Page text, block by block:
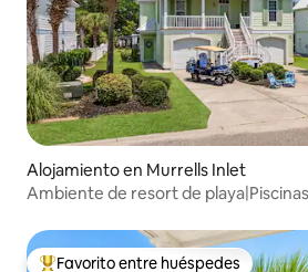
Alojamiento en Murrells Inlet
Ambiente de resort de
Favorito entre huéspedes